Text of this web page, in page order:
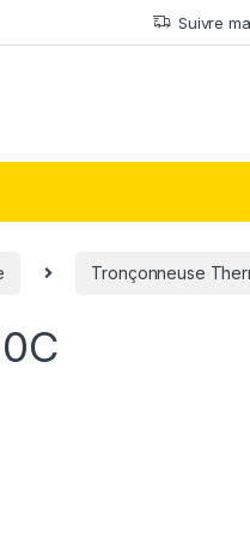
Suivre
Tronçonneuse